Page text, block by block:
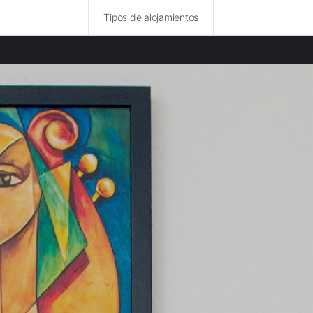
Tipos de alojamientos